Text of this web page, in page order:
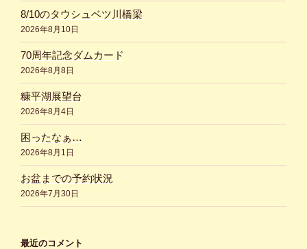
8/10のタウシュベツ川橋梁
2026年8月10日
70周年記念ダムカード
2026年8月8日
糠平湖展望台
2026年8月4日
困ったなぁ…
2026年8月1日
お盆までの予約状況
2026年7月30日
最近のコメント